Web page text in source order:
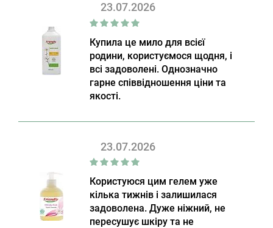
23.07.2026
Купила це мило для всієї
родини, користуємося щодня, і
всі задоволені. Однозначно
гарне співвідношення ціни та
якості.
23.07.2026
Користуюся цим гелем уже
кілька тижнів і залишилася
задоволена. Дуже ніжний, не
пересушує шкіру та не